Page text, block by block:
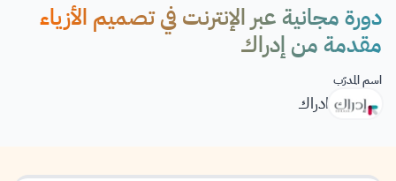
دورة مجانية عبر الإنترنت في تصميم الأزياء
مقدمة من إدراك
اسم المدرّب
ادراك